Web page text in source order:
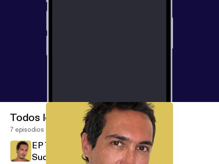
Todos los episodios
7 episodios
EP 7 / Buenos Aires, la preferida de
Sudamérica